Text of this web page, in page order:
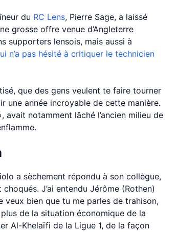
du RC Lens, Pierre Sage, a laissé
grosse offre venue d’Angleterre
supporters lensois, mais aussi à
n’a pas hésité à critiquer le technicien
que des gens veulent te faire tourner
une année incroyable de cette manière.
avait notamment lâché l’ancien milieu de
a sèchement répondu à son collègue,
J’ai entendu Jérôme (Rothen)
veux bien que tu me parles de trahison,
de la situation économique de la
Al-Khelaïfi de la Ligue 1, de la façon